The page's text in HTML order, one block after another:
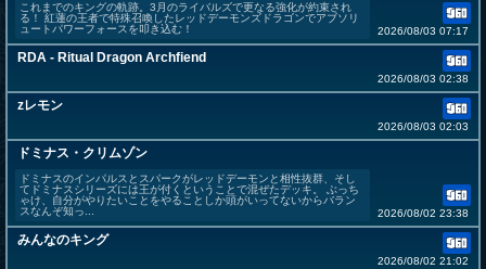
これまでのキングの軌跡。3月のライバルズで更なる強化が約束され
る！ 紅蓮の王者で特殊召喚したレッドデーモンズドラゴンでアブソリ
ュートパワーフォースを叩き込む！
2026/08/03 07:17
RDA - Ritual Dragon Archfiend
2026/08/03 02:38
zレモン
2026/08/03 02:03
ドミナス・クリムゾン
ドミナスのインパルスとスパークがレッドデーモンと相性抜群、そし
てドミナスシリーズには王が付くということで混ぜたデッキ。 ぶっち
ゃけ、自分がやりたいことをやることしか頭がいってないからバラン
スなんぞ知っ...
2026/08/02 23:38
みんなのキング
2026/08/02 21:02